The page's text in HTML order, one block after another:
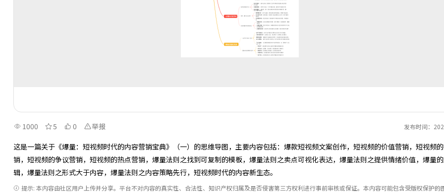
1000 5 0 举报 发布时间：
这是一篇关于《爆量：短视频时代的内容营销宝典》（一）的思维导图，主要内容包括：爆款短视频文案创作，短视频的价值营销，短视频
销，短视频的争议营销，短视频的热点营销，爆量法则之找到可复制的模板，爆量法则之卖点可视化表达，爆量法则之提供情绪价值，爆量
辑，爆量法则之形式大于内容，爆量法则之内容策略先行，短视频时代的内容新生态。
提示: 本内容由社区用户上传并分享。平台不对内容的真实性、合法性、知识产权归属及是否侵害第三方权利进行事前审核或保证。本内容可能包含受版权保护的